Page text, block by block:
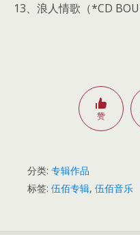
13、浪人情歌（*CD
赞
分类: 专辑作品
标签: 伍佰专辑, 伍佰音乐